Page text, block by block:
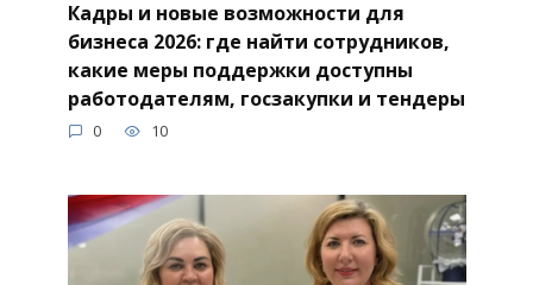
Кадры и новые возможности для
бизнеса 2026: где найти сотрудников,
какие меры поддержки доступны
работодателям, госзакупки и тендеры
0 10